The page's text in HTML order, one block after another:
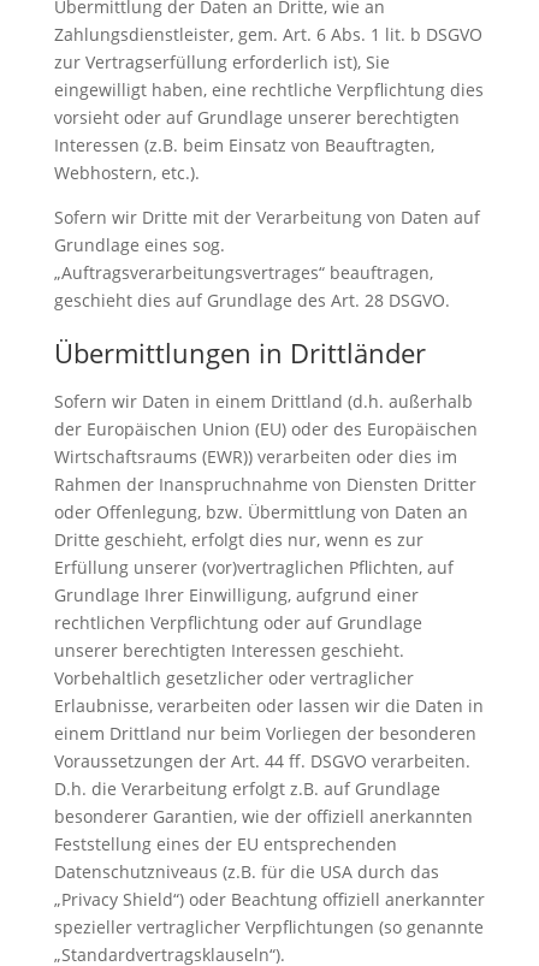
Übermittlung der Daten an Dritte, wie an
Zahlungsdienstleister, gem. Art. 6 Abs. 1 lit. b DSGVO
zur Vertragserfüllung erforderlich ist), Sie
eingewilligt haben, eine rechtliche Verpflichtung dies
vorsieht oder auf Grundlage unserer berechtigten
Interessen (z.B. beim Einsatz von Beauftragten,
Webhostern, etc.).
Sofern wir Dritte mit der Verarbeitung von Daten auf
Grundlage eines sog.
„Auftragsverarbeitungsvertrages“ beauftragen,
geschieht dies auf Grundlage des Art. 28 DSGVO.
Übermittlungen in Drittländer
Sofern wir Daten in einem Drittland (d.h. außerhalb
der Europäischen Union (EU) oder des Europäischen
Wirtschaftsraums (EWR)) verarbeiten oder dies im
Rahmen der Inanspruchnahme von Diensten Dritter
oder Offenlegung, bzw. Übermittlung von Daten an
Dritte geschieht, erfolgt dies nur, wenn es zur
Erfüllung unserer (vor)vertraglichen Pflichten, auf
Grundlage Ihrer Einwilligung, aufgrund einer
rechtlichen Verpflichtung oder auf Grundlage
unserer berechtigten Interessen geschieht.
Vorbehaltlich gesetzlicher oder vertraglicher
Erlaubnisse, verarbeiten oder lassen wir die Daten in
einem Drittland nur beim Vorliegen der besonderen
Voraussetzungen der Art. 44 ff. DSGVO verarbeiten.
D.h. die Verarbeitung erfolgt z.B. auf Grundlage
besonderer Garantien, wie der offiziell anerkannten
Feststellung eines der EU entsprechenden
Datenschutzniveaus (z.B. für die USA durch das
„Privacy Shield“) oder Beachtung offiziell anerkannter
spezieller vertraglicher Verpflichtungen (so genannte
„Standardvertragsklauseln“).